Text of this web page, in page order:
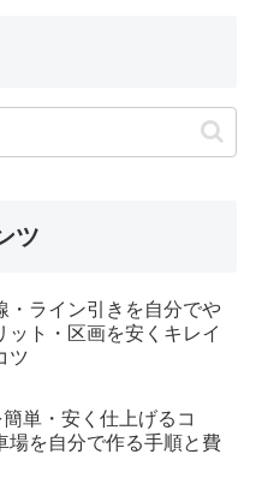
ツ
・ライン引きを自分でや
ット・区画を安くキレイ
ツ
単・安く仕上げるコ
場を自分で作る手順と費